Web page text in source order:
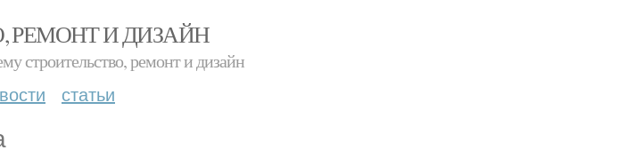
РЕМОНТ И ДИЗАЙН
строительство, ремонт и дизайн
статьи